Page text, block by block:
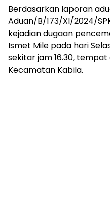
Berdasarkan laporan
Aduan/B/173/XI/2024/
kejadian dugaan
Ismet Mile pada hari
sekitar jam 16.30,
Kecamatan Kabila.